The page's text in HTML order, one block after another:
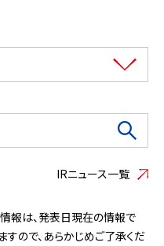
IRニュース一覧
報は、発表日現在の情報で
すので、あらかじめご了承くだ